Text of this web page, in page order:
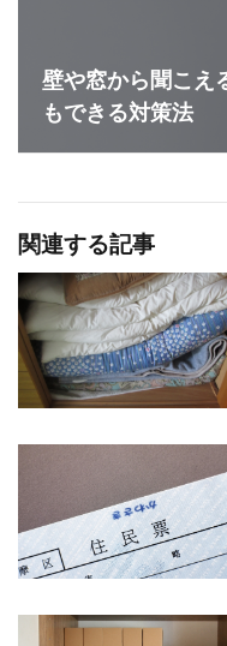
壁や窓から聞こえ
もできる対策法
関連する記事